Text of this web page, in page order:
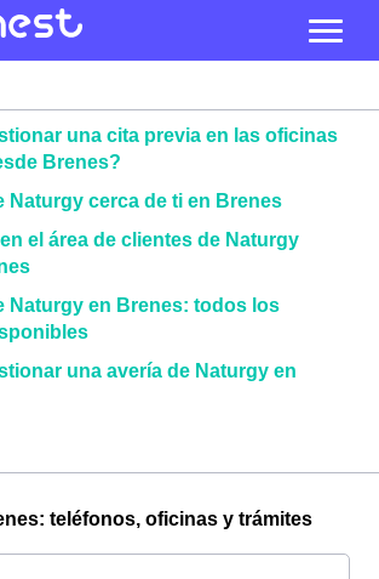
una cita previa en las oficinas
Brenes?
Naturgy cerca de ti en Brenes
el área de clientes de Naturgy
Naturgy en Brenes: todos los
una avería de Naturgy en
teléfonos, oficinas y trámites